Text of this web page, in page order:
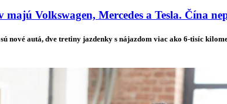
Volkswagen, Mercedes a Tesla. Čína
nové autá, dve tretiny jazdenky s nájazdom viac ako 6-tisíc